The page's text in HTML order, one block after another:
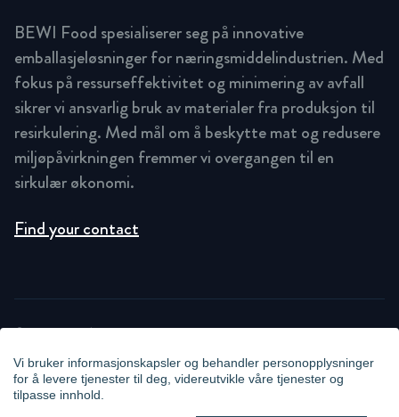
Vi bruker informasjonskapsler og behandler personopplysninger
for å levere tjenester til deg, videreutvikle våre tjenester og
tilpasse innhold.
BEWI Food spesialiserer seg på innovative
emballasjeløsninger for næringsmiddelindustrien. Med
fokus på ressurseffektivitet og minimering av avfall
sikrer vi ansvarlig bruk av materialer fra produksjon til
resirkulering. Med mål om å beskytte mat og redusere
miljøpåvirkningen fremmer vi overgangen til en
sirkulær økonomi.
Find your contact
© STOK 2026
PRIVACY POLICY
COOKIE STATEMENT
NEWSLETTER PRIVACY POLICY
VIDEO SURVEILLANCE STATEMENT